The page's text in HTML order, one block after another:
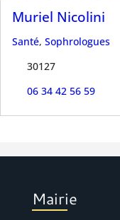
Muriel Nicolini
Santé, Sophrologues
30127
06 34 42 56 59
Mairie